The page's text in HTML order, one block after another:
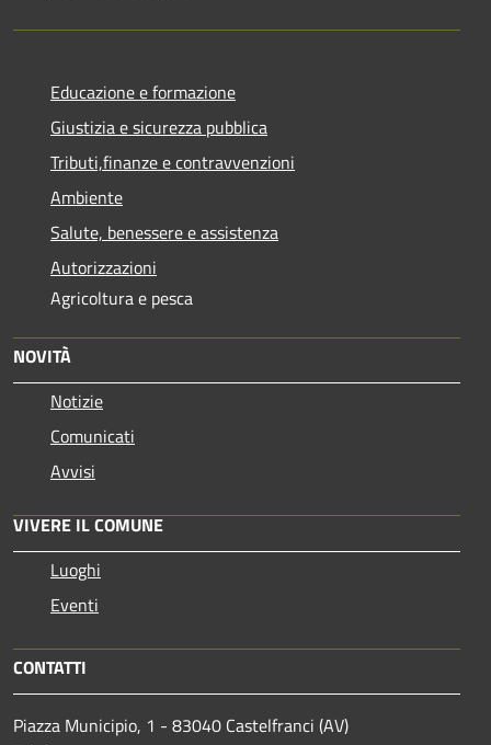
Educazione e formazione
Giustizia e sicurezza pubblica
Tributi,finanze e contravvenzioni
Ambiente
Salute, benessere e assistenza
Autorizzazioni
Agricoltura e pesca
NOVITÀ
Notizie
Comunicati
Avvisi
VIVERE IL COMUNE
Luoghi
Eventi
CONTATTI
Piazza Municipio, 1 - 83040 Castelfranci (AV)